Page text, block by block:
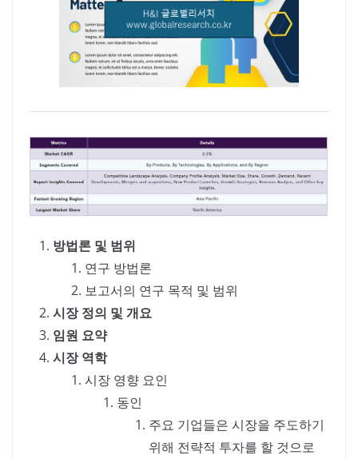
방법론 및 범위
연구 방법론
보고서의 연구 목적 및 범위
시장 정의 및 개요
임원 요약
시장 역학
시장 영향 요인
동인
주요 기업들은 시장을 주도하기
위해 전략적 투자를 할 것으로